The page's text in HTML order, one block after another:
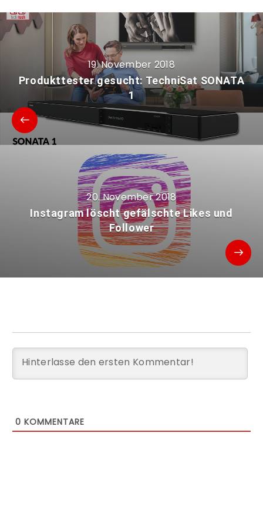
19. November 2018
Produkttester gesucht: TechniSat SONATA
1
20. November 2018
Instagram löscht gefälschte Likes und
Follower
0 KOMMENTARE